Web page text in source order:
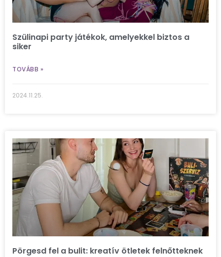
Szülinapi party játékok, amelyekkel biztos a
siker
TOVÁBB »
2024.11.25.
Pörgesd fel a bulit: kreatív ötletek felnőtteknek